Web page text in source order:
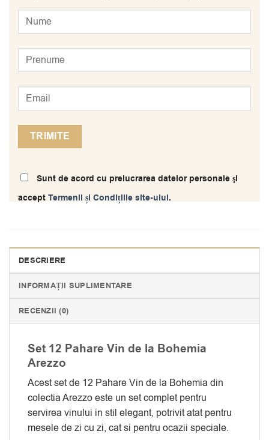
Sunt de acord cu prelucrarea datelor personale şi
acceptTermenii și Condițiile site-ului.
DESCRIERE
INFORMAȚII SUPLIMENTARE
RECENZII (0)
Set 12 Pahare Vin de la Bohemia
Arezzo
Acest set de 12 Pahare Vin de la Bohemia din
colectia Arezzo este un set complet pentru
servirea vinului in stil elegant, potrivit atat pentru
mesele de zi cu zi, cat si pentru ocazii speciale.